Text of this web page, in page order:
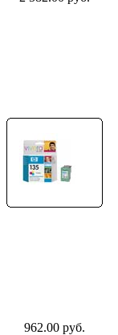
962.00 руб.